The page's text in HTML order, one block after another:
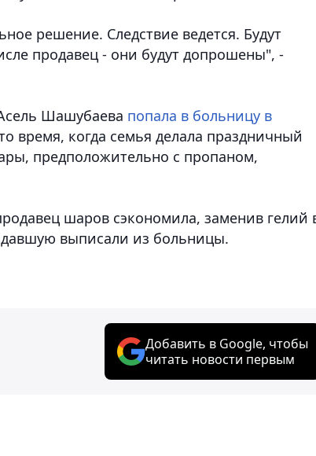
решение. Следствие ведется. Будут
продавец - они будут допрошены", -
Шашубаева попала в больницу в
время, когда семья делала праздничный
предположительно с пропаном,
шаров сэкономила, заменив гелий
выписали из больницы.
Добавить в Google, чтобы
читать новости первым